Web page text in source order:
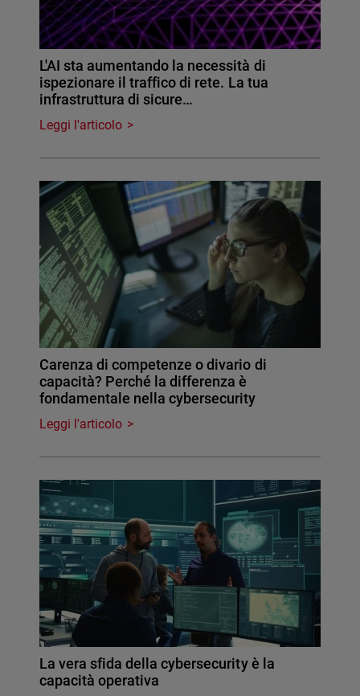
L'AI sta aumentando la necessità di
ispezionare il traffico di rete. La tua
infrastruttura di sicure…
Leggi l'articolo
Carenza di competenze o divario di
capacità? Perché la differenza è
fondamentale nella cybersecurity
Leggi l'articolo
La vera sfida della cybersecurity è la
capacità operativa